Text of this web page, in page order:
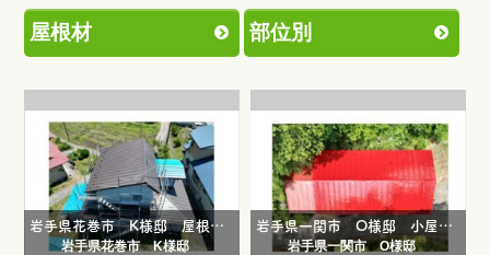
屋根材 部位別
岩手県花巻市 K様邸 屋根葺き替え工事
岩手県花巻市 K様邸
岩手県一関市 O様邸 小屋屋根葺き替え工事・屋根塗装工事
岩手県一関市 O様邸